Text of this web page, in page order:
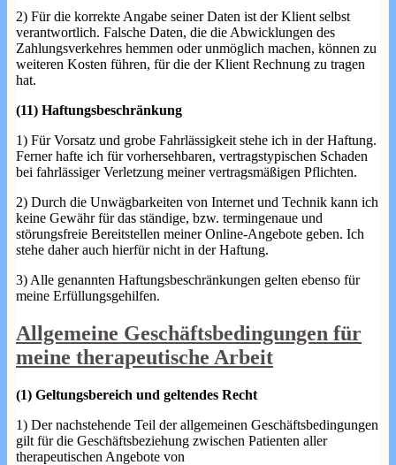
2) Für die korrekte Angabe seiner Daten ist der Klient selbst
verantwortlich. Falsche Daten, die die Abwicklungen des
Zahlungsverkehres hemmen oder unmöglich machen, können zu
weiteren Kosten führen, für die der Klient Rechnung zu tragen
hat.
(11) Haftungsbeschränkung
1) Für Vorsatz und grobe Fahrlässigkeit stehe ich in der Haftung.
Ferner hafte ich für vorhersehbaren, vertragstypischen Schaden
bei fahrlässiger Verletzung meiner vertragsmäßigen Pflichten.
2) Durch die Unwägbarkeiten von Internet und Technik kann ich
keine Gewähr für das ständige, bzw. termingenaue und
störungsfreie Bereitstellen meiner Online-Angebote geben. Ich
stehe daher auch hierfür nicht in der Haftung.
3) Alle genannten Haftungsbeschränkungen gelten ebenso für
meine Erfüllungsgehilfen.
Allgemeine Geschäftsbedingungen für
meine therapeutische Arbeit
(1) Geltungsbereich und geltendes Recht
1) Der nachstehende Teil der allgemeinen Geschäftsbedingungen
gilt für die Geschäftsbeziehung zwischen Patienten aller
therapeutischen Angebote von